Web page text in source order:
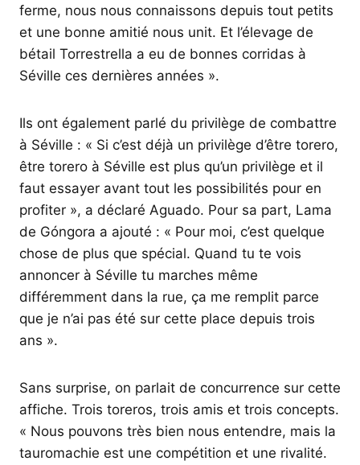
ferme, nous nous connaissons depuis tout petits
et une bonne amitié nous unit. Et l’élevage de
bétail Torrestrella a eu de bonnes corridas à
Séville ces dernières années ».
Ils ont également parlé du privilège de combattre
à Séville : « Si c’est déjà un privilège d’être torero,
être torero à Séville est plus qu’un privilège et il
faut essayer avant tout les possibilités pour en
profiter », a déclaré Aguado. Pour sa part, Lama
de Góngora a ajouté : « Pour moi, c’est quelque
chose de plus que spécial. Quand tu te vois
annoncer à Séville tu marches même
différemment dans la rue, ça me remplit parce
que je n’ai pas été sur cette place depuis trois
ans ».
Sans surprise, on parlait de concurrence sur cette
affiche. Trois toreros, trois amis et trois concepts.
« Nous pouvons très bien nous entendre, mais la
tauromachie est une compétition et une rivalité.